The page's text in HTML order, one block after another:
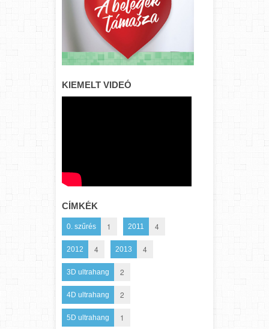
KIEMELT VIDEÓ
CÍMKÉK
0. szűrés 1 2011 4
2012 4 2013 4
3D ultrahang 2
4D ultrahang 2
5D ultrahang 1